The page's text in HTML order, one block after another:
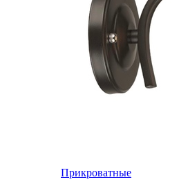
Прикроватные